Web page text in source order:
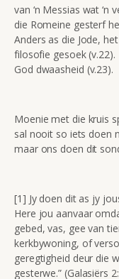
van ‘n Messias wat ‘n
die Romeine gesterf
Anders as die Jode,
filosofie gesoek (v.22).
God dwaasheid (v.23).
Moenie met die kruis
sal nooit so iets doen
maar ons doen dit
[1] Jy doen dit as jy
Here jou aanvaar
gebed, vas, gee van
kerkbywoning, of
geregtigheid deur die
gesterwe.” (Galasiërs